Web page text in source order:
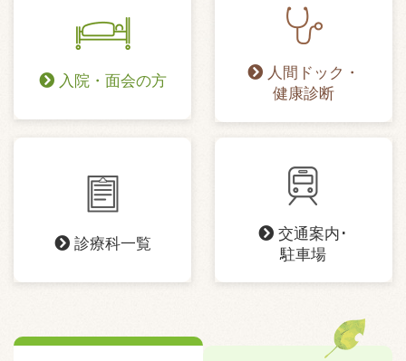
入院・面会の方
人間ドック・
健康診断
診療科一覧
交通案内･
駐車場